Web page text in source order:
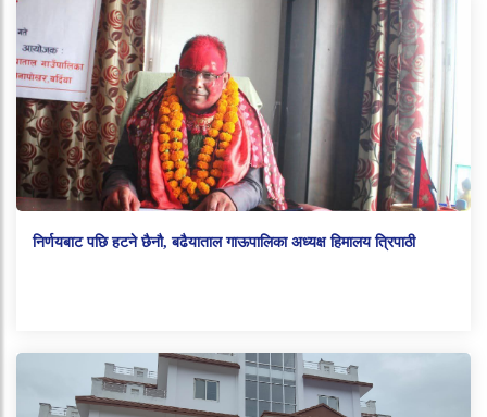
निर्णयबाट पछि हटने छैनौ, बढैयाताल गाऊपालिका अध्यक्ष हिमालय त्रिपाठी